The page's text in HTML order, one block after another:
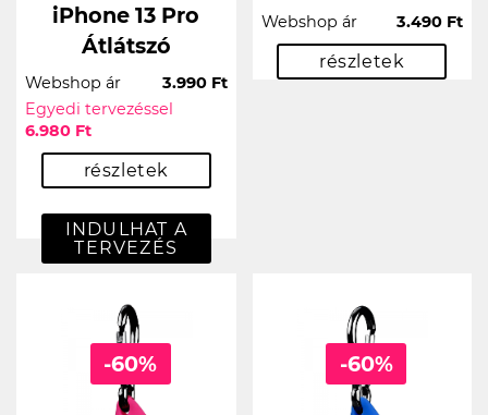
iPhone 13 Pro
Átlátszó
Webshop ár
3.990 Ft
Egyedi tervezéssel
6.980 Ft
részletek
INDULHAT A
TERVEZÉS
Webshop ár 3.490 Ft
részletek
-60% -60%